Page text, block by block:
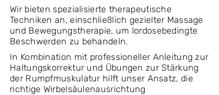
Wir bieten spezialisierte therapeutische
Techniken an, einschließlich gezielter Massage
und Bewegungstherapie, um lordosebedingte
Beschwerden zu behandeln.
In Kombination mit professioneller Anleitung zur
Haltungskorrektur und Übungen zur Stärkung
der Rumpfmuskulatur hilft unser Ansatz, die
richtige Wirbelsäulenausrichtung